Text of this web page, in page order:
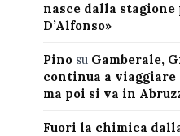
nasce dalla
D’Alfonso»
Pinosu Gamberale,
continua a viaggiare
ma poi si va in
Fuori la chimica